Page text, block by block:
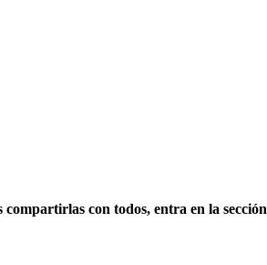
con todos, entra en la sección